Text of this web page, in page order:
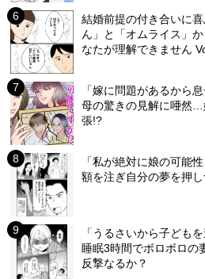
結婚前提の付き合いに
ん」と「オムライス」
なたが理解できません
「嫁に問題があるから
母の驚きの見解に唖然
張!?
「私が絶対に娘の可能
額を注ぎ自分の夢を押
「うるさいから子ども
睡眠3時間でボロボロ
反撃なるか？